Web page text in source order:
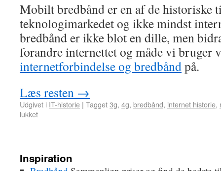
Mobilt bredbånd er en af de historiske
teknologimarkedet og ikke mindst
bredbånd er ikke blot en dille, men
forandre internettet og måde vi bruger
internetforbindelse og bredbåndpå.
Læs resten →
Udgivet i IT-historie | Tagget3g, 4g, bredbånd, internet historie,
lukket
Inspiration